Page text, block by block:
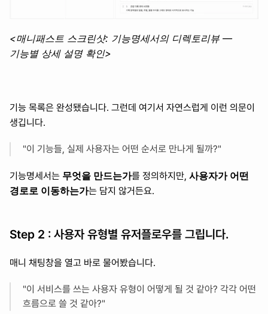
<매니패스트 스크린샷: 기능명세서의 디렉토리뷰 —
기능별 상세 설명 확인>
기능 목록은 완성됐습니다. 그런데 여기서 자연스럽게 이런 의문이
생깁니다.
"이 기능들, 실제 사용자는 어떤 순서로 만나게 될까?"
기능명세서는 무엇을 만드는가를 정의하지만, 사용자가 어떤
경로로 이동하는가는 담지 않거든요.
Step 2 : 사용자 유형별 유저플로우를 그립니다.
매니 채팅창을 열고 바로 물어봤습니다.
"이 서비스를 쓰는 사용자 유형이 어떻게 될 것 같아? 각각 어떤
흐름으로 쓸 것 같아?"